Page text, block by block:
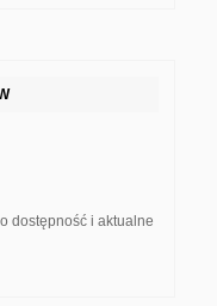
dostępność i aktualne